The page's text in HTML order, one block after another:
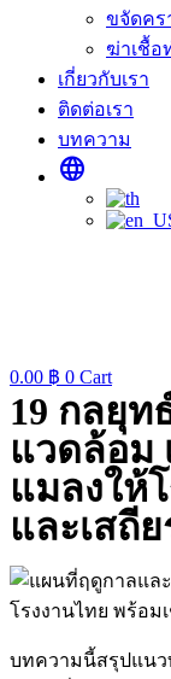
ขจัดคร
ฆ่าเชื้อ
เกี่ยวกับเรา
ติดต่อเรา
บทความ
language
0.00 ฿ 0 Cart
19 กลยุท
แวดล้อม
แมลงให้
และเสถี
บทความนี้สรุปแน